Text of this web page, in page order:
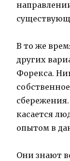
В то же
других
Форекса.
касается
опытом в
Они знают